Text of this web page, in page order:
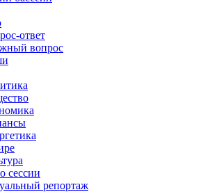
ответ
вопрос
сессии
репортаж